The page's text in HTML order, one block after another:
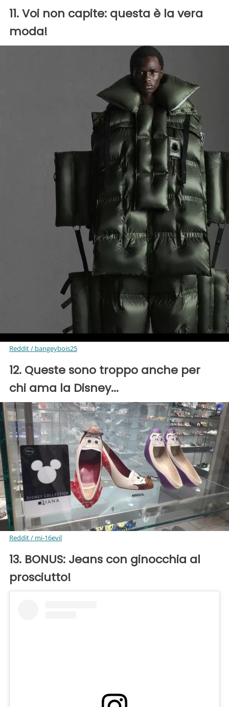
11. Voi non capite: questa è la vera
moda!
Reddit / bangeybois25
12. Queste sono troppo anche per
chi ama la Disney...
Reddit / mi-16evil
13. BONUS: Jeans con ginocchia al
prosciutto!